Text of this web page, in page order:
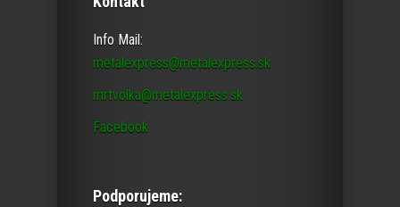
Info Mail:
metalexpress@metalexpress.sk
mrtvolka@metalexpress.sk
Facebook
Podporujeme: